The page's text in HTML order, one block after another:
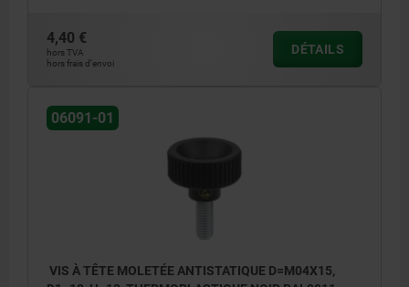
4,40 €
hors TVA
hors frais d’envoi
DÉTAILS
06091-01
VIS À TÊTE MOLETÉE ANTISTATIQUE D=M04X15,